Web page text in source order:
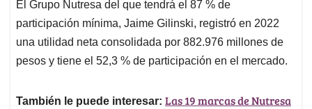
El Grupo Nutresa del que tendrá el 87 % de
participación mínima, Jaime Gilinski, registró en 2022
una utilidad neta consolidada por 882.976 millones de
pesos y tiene el 52,3 % de participación en el mercado.
También le puede interesar: Las 19 marcas de Nutresa